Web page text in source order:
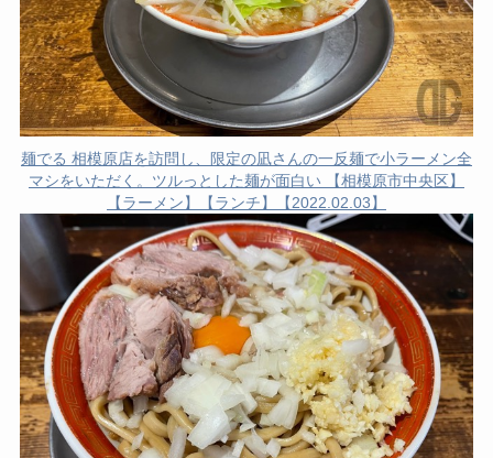
麺でる 相模原店を訪問し、限定の凪さんの一反麺で小ラーメン全
マシをいただく。ツルっとした麺が面白い 【相模原市中央区】
【ラーメン】【ランチ】【2022.02.03】